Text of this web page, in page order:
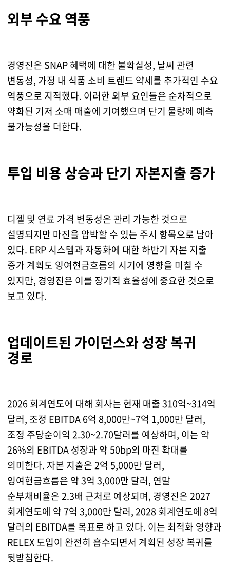
외부 수요 역풍
경영진은 SNAP 혜택에 대한 불확실성, 날씨 관련
변동성, 가정 내 식품 소비 트렌드 약세를 추가적인 수요
역풍으로 지적했다. 이러한 외부 요인들은 순차적으로
약화된 기저 소매 매출에 기여했으며 단기 물량에 예측
불가능성을 더한다.
투입 비용 상승과 단기 자본지출 증가
디젤 및 연료 가격 변동성은 관리 가능한 것으로
설명되지만 마진을 압박할 수 있는 주시 항목으로 남아
있다. ERP 시스템과 자동화에 대한 하반기 자본 지출
증가 계획도 잉여현금흐름의 시기에 영향을 미칠 수
있지만, 경영진은 이를 장기적 효율성에 중요한 것으로
보고 있다.
업데이트된 가이던스와 성장 복귀
경로
2026 회계연도에 대해 회사는 현재 매출 310억~314억
달러, 조정 EBITDA 6억 8,000만~7억 1,000만 달러,
조정 주당순이익 2.30~2.70달러를 예상하며, 이는 약
26%의 EBITDA 성장과 약 50bp의 마진 확대를
의미한다. 자본 지출은 2억 5,000만 달러,
잉여현금흐름은 약 3억 3,000만 달러, 연말
순부채비율은 2.3배 근처로 예상되며, 경영진은 2027
회계연도에 약 7억 3,000만 달러, 2028 회계연도에 8억
달러의 EBITDA를 목표로 하고 있다. 이는 최적화 영향과
RELEX 도입이 완전히 흡수되면서 계획된 성장 복귀를
뒷받침한다.